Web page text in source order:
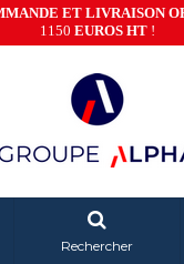
ET LIVRAISON
1150 EUROS HT !
Rechercher